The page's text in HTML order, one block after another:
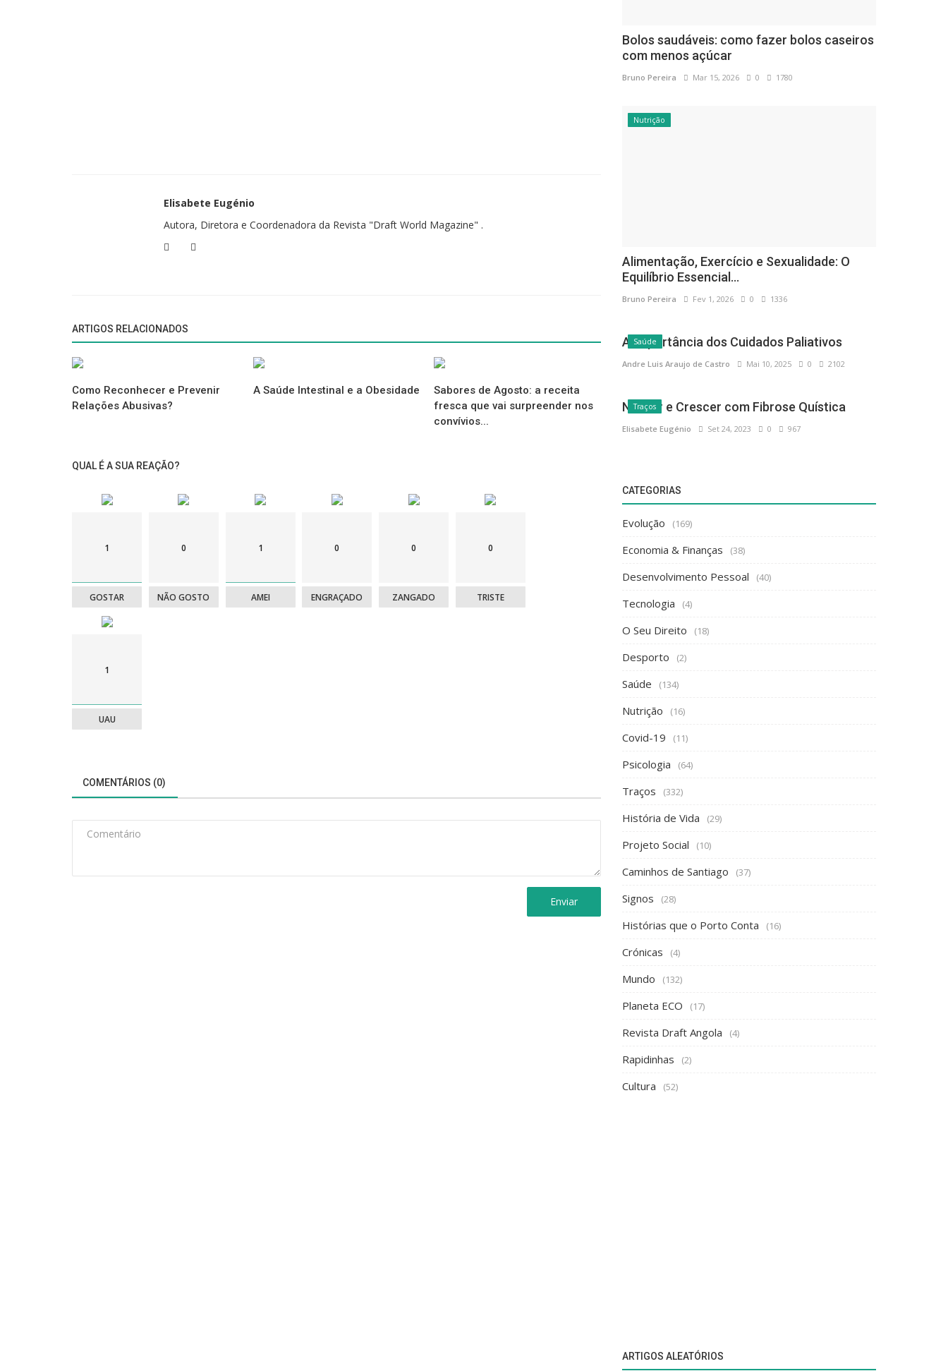
Elisabete Eugénio
Autora, Diretora e Coordenadora da Revista "Draft World Magazine" .
ARTIGOS RELACIONADOS
Como Reconhecer e Prevenir
Relações Abusivas?
A Saúde Intestinal e a Obesidade
Sabores de Agosto: a receita
fresca que vai surpreender nos
convívios...
QUAL É A SUA REAÇÃO?
1
GOSTAR
0
NÃO GOSTO
1
AMEI
0
ENGRAÇADO
0
ZANGADO
0
TRISTE
1
UAU
COMENTÁRIOS (0)
Enviar
Bolos saudáveis: como fazer bolos caseiros
com menos açúcar
Bruno Pereira Mar 15, 2026 0 1780
Nutrição
Alimentação, Exercício e Sexualidade: O
Equilíbrio Essencial...
Bruno Pereira Fev 1, 2026 0 1336
Saúde
A Importância dos Cuidados Paliativos
Andre Luis Araujo de Castro Mai 10, 2025 0 2102
Traços
Nascer e Crescer com Fibrose Quística
Elisabete Eugénio Set 24, 2023 0 967
CATEGORIAS
Evolução (169)
Economia & Finanças (38)
Desenvolvimento Pessoal (40)
Tecnologia (4)
O Seu Direito (18)
Desporto (2)
Saúde (134)
Nutrição (16)
Covid-19 (11)
Psicologia (64)
Traços (332)
História de Vida (29)
Projeto Social (10)
Caminhos de Santiago (37)
Signos (28)
Histórias que o Porto Conta (16)
Crónicas (4)
Mundo (132)
Planeta ECO (17)
Revista Draft Angola (4)
Rapidinhas (2)
Cultura (52)
ARTIGOS ALEATÓRIOS